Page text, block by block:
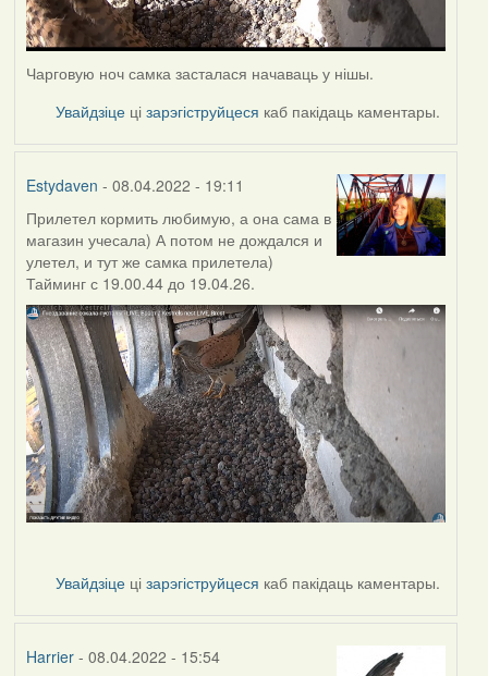
Чарговую ноч самка засталася начаваць у нішы.
Увайдзіце цізарэгіструйцеся каб пакідаць каментары.
Estydaven - 08.04.2022 - 19:11
Прилетел кормить любимую, а она сама в
магазин учесала) А потом не дождался и
улетел, и тут же самка прилетела)
Тайминг с 19.00.44 до 19.04.26.
Увайдзіце цізарэгіструйцеся каб пакідаць каментары.
Harrier- 08.04.2022 - 15:54